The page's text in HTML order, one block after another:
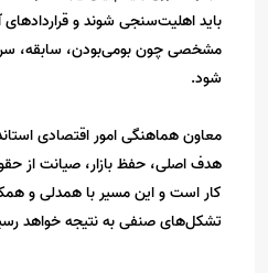
باید اهلیت‌سنجی شوند و
مشخصی چون بومی‌بودن، سابقه،
شود.
معاون هماهنگی امور اقتصادی
هدف اصلی، حفظ بازار، صیانت از
کار است و این مسیر با همدلی و
تشکل‌های صنفی به نتیجه خواهد